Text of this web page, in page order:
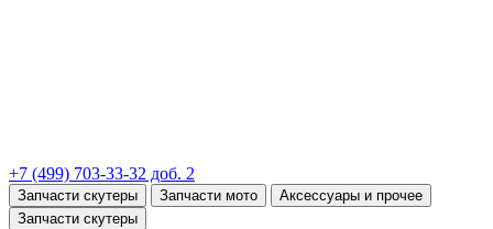
+7 (499) 703-33-32 доб. 2
Запчасти скутеры Запчасти мото
Аксессуары и прочее
Запчасти скутеры